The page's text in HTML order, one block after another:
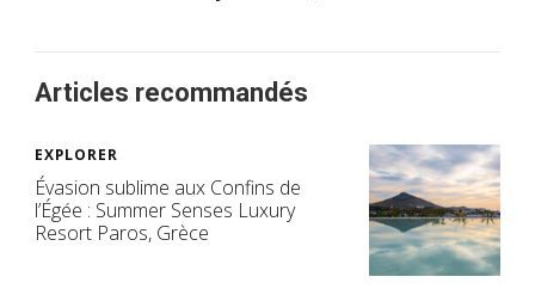
Articles recommandés
EXPLORER
Évasion sublime aux Confins de
l’Égée : Summer Senses Luxury
Resort Paros, Grèce